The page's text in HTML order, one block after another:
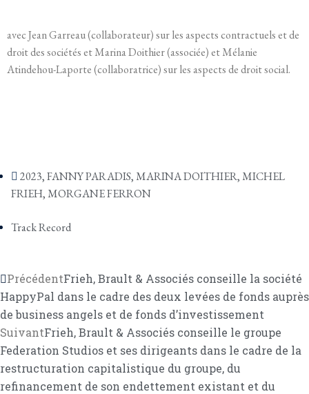
avec Jean Garreau (collaborateur) sur les aspects contractuels et de
droit des sociétés et Marina Doithier (associée) et Mélanie
Atindehou-Laporte (collaboratrice) sur les aspects de droit social.
2023,FANNY PARADIS,MARINA DOITHIER,MICHEL
FRIEH,MORGANE FERRON
Track Record
PrécédentFrieh, Brault & Associés conseille la société
HappyPal dans le cadre des deux levées de fonds auprès
de business angels et de fonds d’investissement
SuivantFrieh, Brault & Associés conseille le groupe
Federation Studios et ses dirigeants dans le cadre de la
restructuration capitalistique du groupe, du
refinancement de son endettement existant et du